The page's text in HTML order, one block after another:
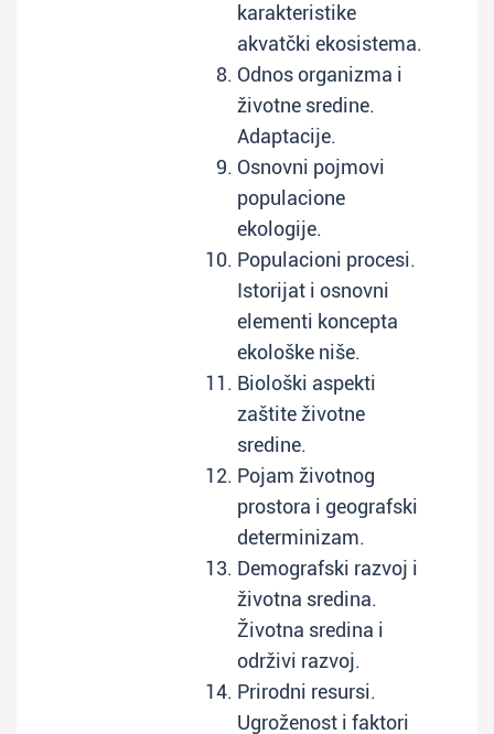
karakteristike
akvatčki ekosistema.
Odnos organizma i
životne sredine.
Adaptacije.
Osnovni pojmovi
populacione
ekologije.
Populacioni procesi.
Istorijat i osnovni
elementi koncepta
ekološke niše.
Biološki aspekti
zaštite životne
sredine.
Pojam životnog
prostora i geografski
determinizam.
Demografski razvoj i
životna sredina.
Životna sredina i
održivi razvoj.
Prirodni resursi.
Ugroženost i faktori